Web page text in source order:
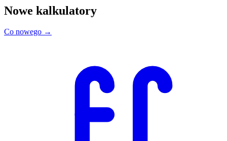
Nowe kalkulatory
Co nowego →